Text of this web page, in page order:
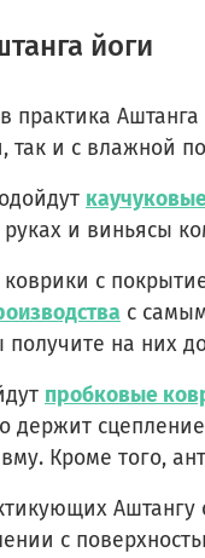
йоги
практика
так и с влажной
и виньясы
коврики с
с
получите на них
пробковые
держит
Кроме того,
Аштангу
с